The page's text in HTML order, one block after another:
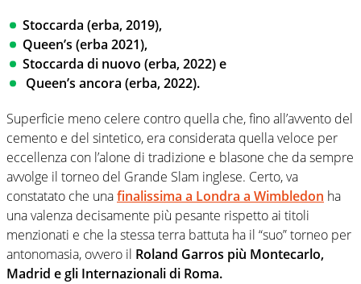
Stoccarda (erba, 2019),
Queen’s (erba 2021),
Stoccarda di nuovo (erba, 2022) e
Queen’s ancora (erba, 2022).
Superficie meno celere contro quella che, fino all’avvento del
cemento e del sintetico, era considerata quella veloce per
eccellenza con l’alone di tradizione e blasone che da sempre
avvolge il torneo del Grande Slam inglese. Certo, va
constatato che unafinalissima a Londra a Wimbledon ha
una valenza decisamente più pesante rispetto ai titoli
menzionati e che la stessa terra battuta ha il “suo” torneo per
antonomasia, ovvero il Roland Garros più Montecarlo,
Madrid e gli Internazionali di Roma.